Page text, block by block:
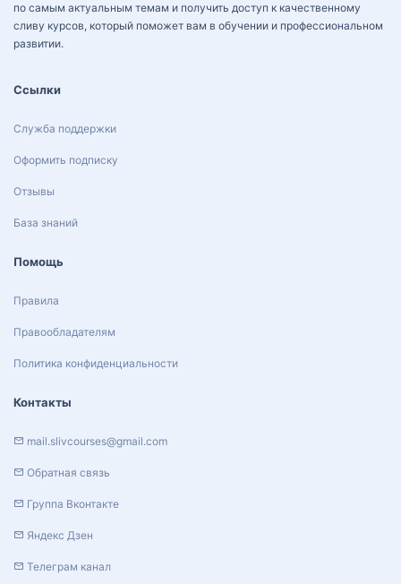
по самым актуальным темам и получить доступ к качественному
сливу курсов, который поможет вам в обучении и профессиональном
развитии.
Ссылки
Служба поддержки
Оформить подписку
Отзывы
База знаний
Помощь
Правила
Правообладателям
Политика конфиденциальности
Контакты
mail.slivcourses@gmail.com
Обратная связь
Группа Вконтакте
Яндекс Дзен
Телеграм канал